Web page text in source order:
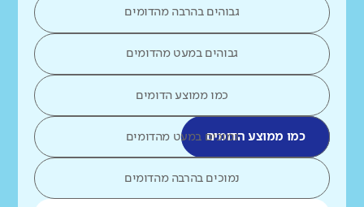
גבוהים בהרבה מהדומים
גבוהים במעט מהדומים
כמו ממוצע הדומים
כמו ממוצע הדומיםנמוכים במעט מהדומים
נמוכים בהרבה מהדומים